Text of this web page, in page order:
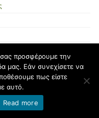
προσφέρουμε την
μας. Εάν συνεχίσετε να
πως είστε
αυτό.
Read more